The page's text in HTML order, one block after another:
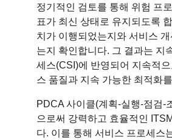
PDCA 사이클(계획-실행-점검-
으로써 강력하고 효율적인
다. 이를 통해 서비스 프로세스
정기적인 검토를 통해 위험 프
표가 최신 상태로 유지되도록
치가 이행되었는지와 서비스
는지 확인합니다. 그 결과는 지
세스(CSI)에 반영되어 지속적으
스 품질과 지속 가능한 최적화